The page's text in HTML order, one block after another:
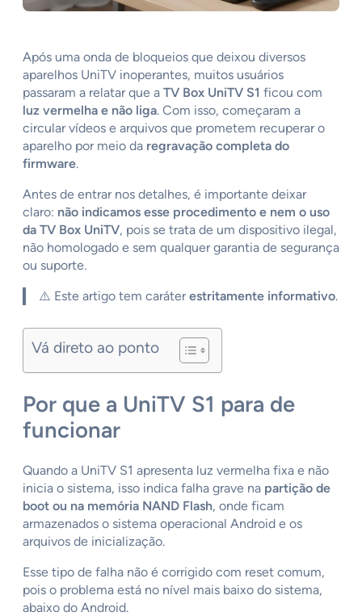
Após uma onda de bloqueios que deixou diversos
aparelhos UniTV inoperantes, muitos usuários
passaram a relatar que a TV Box UniTV S1 ficou com
luz vermelha e não liga. Com isso, começaram a
circular vídeos e arquivos que prometem recuperar o
aparelho por meio da regravação completa do
firmware.
Antes de entrar nos detalhes, é importante deixar
claro: não indicamos esse procedimento e nem o uso
da TV Box UniTV, pois se trata de um dispositivo ilegal,
não homologado e sem qualquer garantia de segurança
ou suporte.
⚠️ Este artigo tem caráterestritamente informativo.
Vá direto ao ponto
Por que a UniTV S1 para de
funcionar
Quando a UniTV S1 apresenta luz vermelha fixa e não
inicia o sistema, isso indica falha grave na partição de
boot ou na memória NAND Flash, onde ficam
armazenados o sistema operacional Android e os
arquivos de inicialização.
Esse tipo de falha não é corrigido com reset comum,
pois o problema está no nível mais baixo do sistema,
abaixo do Android.